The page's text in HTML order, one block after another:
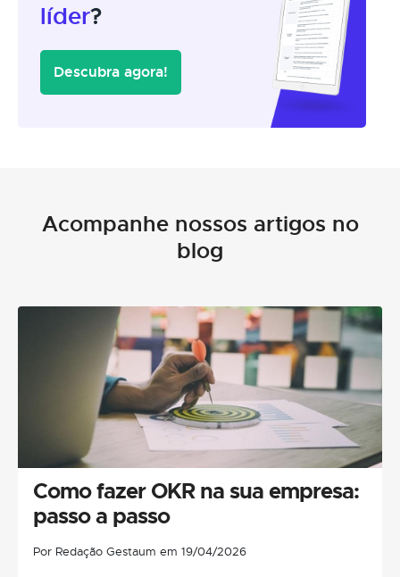
líder?
Descubra agora!
Acompanhe nossos artigos no
blog
Como fazer OKR na sua empresa:
passo a passo
Por Redação Gestaum em 19/04/2026